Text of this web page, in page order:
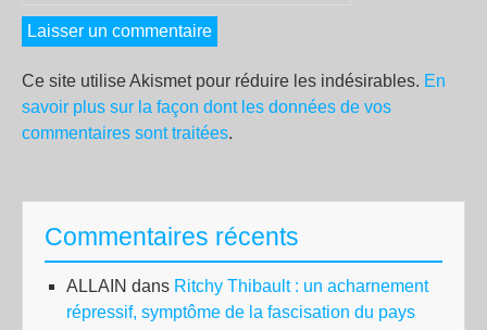
Ce site utilise Akismet pour réduire les indésirables. En
savoir plus sur la façon dont les données de vos
commentaires sont traitées.
Commentaires récents
ALLAIN dans Ritchy Thibault : un acharnement
répressif, symptôme de la fascisation du pays